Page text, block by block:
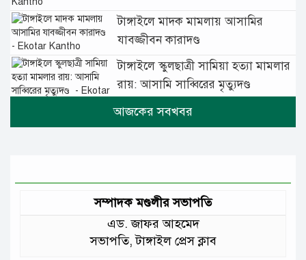
টাঙ্গাইলে মাদক মামলায় আসামির
যাবজ্জীবন কারাদণ্ড
টাঙ্গাইলে স্কুলছাত্রী সামিয়া হত্যা মামলার
রায়: আসামি সাব্বিরের মৃত্যুদণ্ড
টানা বৃষ্টিতে টাঙ্গাইলে বিপর্যস্ত জনজীবন
এখন টাঙ্গাইলে
জেলার মানুষের উন্নত স্বাস্থ্যসেবায় সর্বোচ্চ
গুরুত্ব দিয়ে কাজ করছি: প্রতিমন্ত্রী টুকু
সম্পাদক মণ্ডলীর সভাপতি
এড. জাফর আহমেদ
সভাপতি, টাঙ্গাইল প্রেস ক্লাব